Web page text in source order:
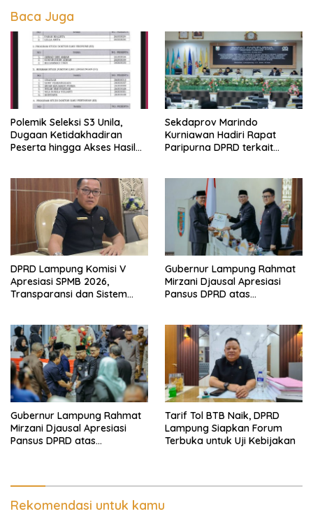
Baca Juga
Polemik Seleksi S3 Unila,
Dugaan Ketidakhadiran
Peserta hingga Akses Hasil
Sekdaprov Marindo
Kurniawan Hadiri Rapat
Paripurna DPRD terkait
Daerah Provinsi Lampung
Tahun 2026
DPRD Lampung Komisi V
Apresiasi SPMB 2026,
Transparansi dan Sistem
yang Sukses
Gubernur Lampung Rahmat
Mirzani Djausal Apresiasi
Pansus DPRD atas
Rapat Paripurna DPRD
Lampung
Gubernur Lampung Rahmat
Mirzani Djausal Apresiasi
Pansus DPRD atas
Lampung
Tarif Tol BTB Naik, DPRD
Lampung Siapkan Forum
Terbuka untuk Uji Kebijakan
Rekomendasi untuk kamu